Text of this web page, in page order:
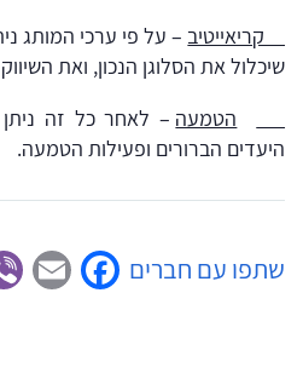
קריאייטיב – על פי ערכי המותג
שיכלול את הסלוגן הנכון, ואת
הטמעה – לאחר כל זה ניתן
היעדים הברורים ופעילות הטמעה.
שתפו עם חברים